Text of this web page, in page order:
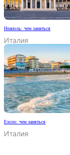
Неаполь: чем заняться
Италия
Езоло: чем заняться
Италия